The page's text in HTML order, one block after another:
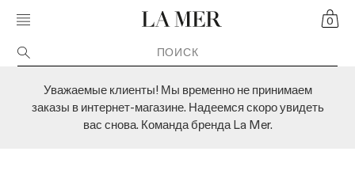
MOBILE MENU TOGGLE CART
0
CRÈME DE LA MER
Уважаемые клиенты! Мы временно не принимаем
заказы в интернет-магазине. Надеемся скоро увидеть
вас снова. Команда бренда La Mer.